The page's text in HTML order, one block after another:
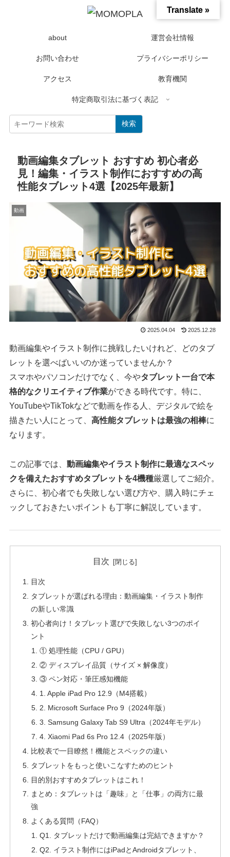
about 運営会社情報
お問い合わせ プライバシーポリシー
アクセス 教育機関
特定商取引法に基づく表記
検索
動画編集タブレット おすすめ 初心者必
見！編集・イラスト制作におすすめの高
性能タブレット4選【2025年最新】
動画
2025.04.04 2025.12.28
動画編集やイラスト制作に挑戦したいけれど、どのタブ
レットを選べばいいのか迷っていませんか？
スマホやパソコンだけでなく、今やタブレット一台で本
格的なクリエイティブ作業ができる時代です。特に、
YouTubeやTikTokなどで動画を作る人、デジタルで絵を
描きたい人にとって、高性能タブレットは最強の相棒に
なります。
この記事では、動画編集やイラスト制作に最適なスペッ
クを備えたおすすめタブレットを4機種厳選してご紹介。
さらに、初心者でも失敗しない選び方や、購入時にチェ
ックしておきたいポイントも丁寧に解説しています。
目次
目次
タブレットが選ばれる理由：動画編集・イラスト制作
の新しい常識
初心者向け！タブレット選びで失敗しない3つのポイ
ント
① 処理性能（CPU / GPU）
② ディスプレイ品質（サイズ × 解像度）
③ ペン対応・筆圧感知機能
1. Apple iPad Pro 12.9（M4搭載）
2. Microsoft Surface Pro 9（2024年版）
3. Samsung Galaxy Tab S9 Ultra（2024年モデル）
4. Xiaomi Pad 6s Pro 12.4（2025年版）
比較表で一目瞭然！機能とスペックの違い
タブレットをもっと使いこなすためのヒント
目的別おすすめタブレットはこれ！
まとめ：タブレットは「趣味」と「仕事」の両方に最
強
よくある質問（FAQ）
Q1. タブレットだけで動画編集は完結できますか？
Q2. イラスト制作にはiPadとAndroidタブレット、
Translate »